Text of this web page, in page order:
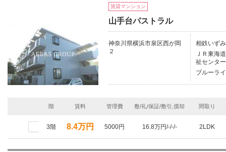
賃貸マンション
山手台パストラル
神奈川県横浜市泉区西が岡
２
相鉄いず
ＪＲ東海
祉センタ
ブルーラ
階 賃料 管理費 敷/礼/保証/敷引,償却 間取り
3階 8.4万円 5000円 16.8万円/-/-/- 2LDK